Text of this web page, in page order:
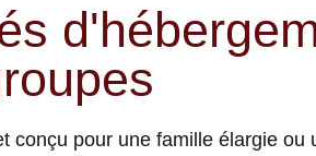
conçu pour une famille élargie ou